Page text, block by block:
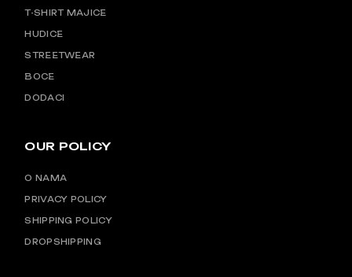
T-SHIRT MAJICE
HUDICE
STREETWEAR
BOCE
DODACI
OUR POLICY
O NAMA
PRIVACY POLICY
SHIPPING POLICY
DROPSHIPPING